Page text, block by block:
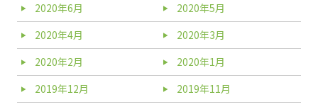
2020年6月
2020年5月
2020年4月
2020年3月
2020年2月
2020年1月
2019年12月
2019年11月